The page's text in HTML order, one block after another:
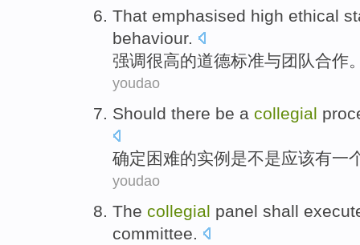
That emphasised high ethical
behaviour.
强调很高的道德标准与团队合作
youdao
Should there be a collegial
确定 困难的实例 是不是应该有一
youdao
The collegial panel shall
committee